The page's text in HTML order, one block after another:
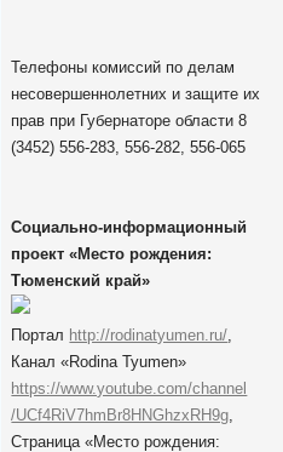
Телефоны комиссий по делам
несовершеннолетних и защите их
прав при Губернаторе области 8
(3452) 556-283, 556-282, 556-065
Социально-информационный
проект «Место рождения:
Тюменский край»
Портал http://rodinatyumen.ru/
Канал «Rodina Tyumen»
https://www.youtube.com/channel
/UCf4RiV7hmBr8HNGhzxRH9g
Cтраница «Место рождения: